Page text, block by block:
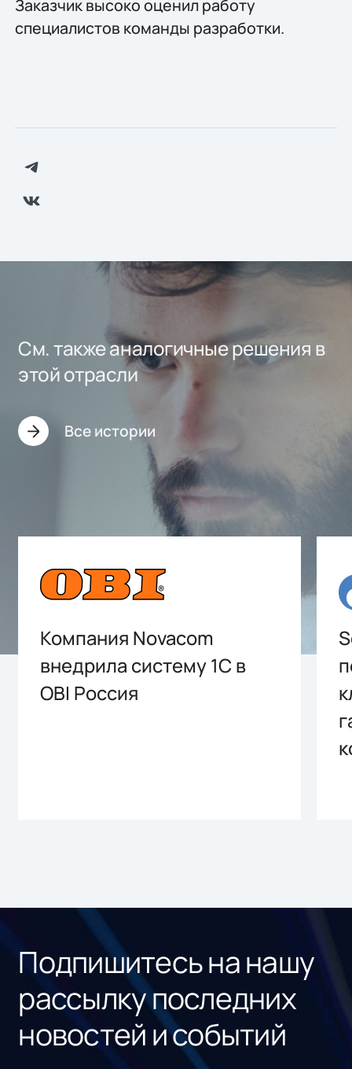
Заказчик высоко оценил работу
специалистов команды разработки.
См. также аналогичные решения в
этой отрасли
Все истории
Компания Novacom
внедрила систему 1С в
OBI Россия
Подпишитесь на нашу
рассылку последних
новостей и событий